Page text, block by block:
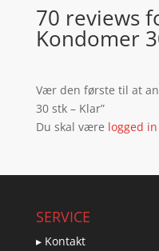
70 reviews
Kondomer
Vær den første til at
30 stk – Klar”
Du skal være logged in
SERVICE
▸ Kontakt